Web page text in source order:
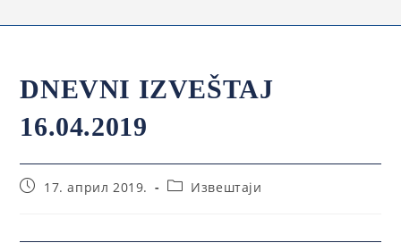
DNEVNI IZVEŠTAJ
16.04.2019
17. април 2019. Извештаји